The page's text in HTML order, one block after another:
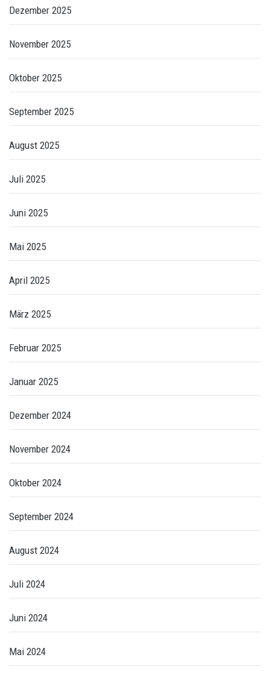
Dezember 2025
November 2025
Oktober 2025
September 2025
August 2025
Juli 2025
Juni 2025
Mai 2025
April 2025
März 2025
Februar 2025
Januar 2025
Dezember 2024
November 2024
Oktober 2024
September 2024
August 2024
Juli 2024
Juni 2024
Mai 2024